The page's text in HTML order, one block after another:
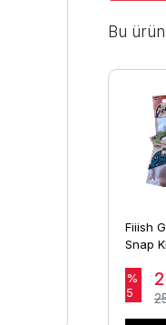
Bu
Fiiish
Snap
%
5